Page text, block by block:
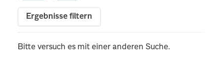
Ergebnisse filtern
Bitte versuch es mit einer anderen Suche.